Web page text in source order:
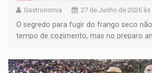
Gastronomia 27 de Junho de 2026 às
O segredo para fugir do frango seco
tempo de cozimento, mas no preparo